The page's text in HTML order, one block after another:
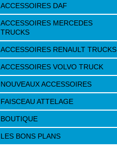
ACCESSOIRES DAF
ACCESSOIRES MERCEDES
TRUCKS
ACCESSOIRES RENAULT TRUCKS
ACCESSOIRES VOLVO TRUCK
NOUVEAUX ACCESSOIRES
FAISCEAU ATTELAGE
BOUTIQUE
LES BONS PLANS